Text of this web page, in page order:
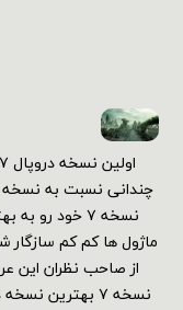
نسخه ۷ خود رو
نسخه ۷ بهترین